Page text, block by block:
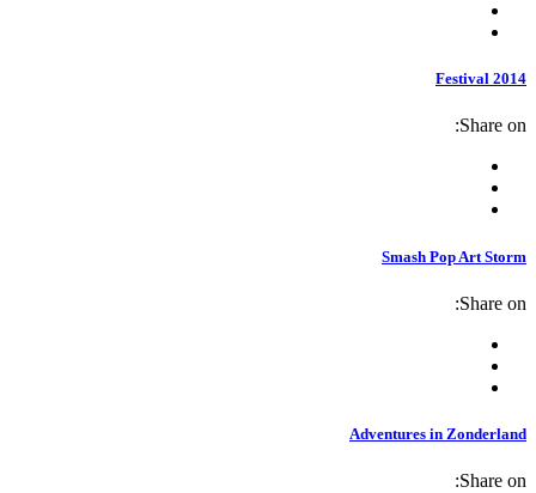
Festival 2014
Share on:
Smash Pop Art Storm
Share on:
Adventures in Zonderland
Share on: